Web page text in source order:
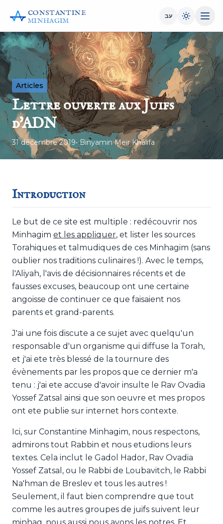
CONSTANTINE
MINHAGIM
עב
Articles
Lettre ouverte aux Juifs
d'ADN
31 décembre 2019• Binyamin Meir Khalifa
Introduction
Le but de ce site est multiple : redécouvrir nos
Minhagim et les appliquer, et lister les sources
Torahiques et talmudiques de ces Minhagim (sans
oublier nos traditions culinaires !). Avec le temps,
l'Aliyah, l'avis de décisionnaires récents et de
fausses excuses, beaucoup ont une certaine
angoisse de continuer ce que faisaient nos
parents et grand-parents.
J'ai une fois discute a ce sujet avec quelqu'un
responsable d'un organisme qui diffuse la Torah,
et j'ai ete très blessé de la tournure des
évènements par les propos que ce dernier m'a
tenu : j'ai ete accuse d'avoir insulte le Rav Ovadia
Yossef Zatsal ainsi que son oeuvre et mes propos
ont ete publie sur internet hors contexte.
Ici, sur Constantine Minhagim, nous respectons,
admirons tout Rabbin et nous etudions leurs
textes. Cela inclut le Gadol Hador, Rav Ovadia
Yossef Zatsal, ou le Rabbi de Loubavitch, le Rabbi
Na'hman de Breslev et tous les autres !
Seulement, il faut bien comprendre que tout
comme les autres groupes de juifs suivent leur